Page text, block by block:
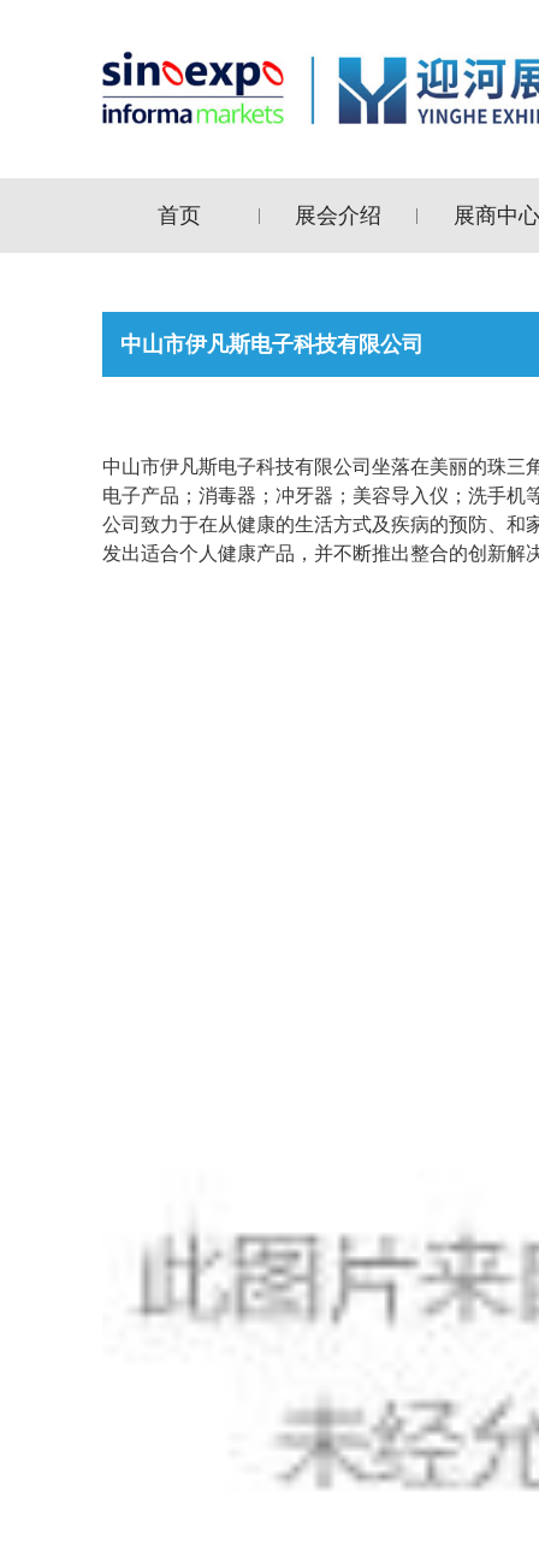
首页 展会介绍 展商中心
中山市伊凡斯电子科技有限公司
中山市伊凡斯电子科技有限公司坐落在美丽的珠三
电子产品；消毒器；冲牙器；美容导入仪；洗手
公司致力于在从健康的生活方式及疾病的预防、
发出适合个人健康产品，并不断推出整合的创新